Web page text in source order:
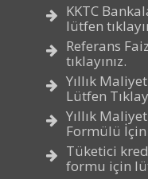
KKTC
lütfen
Referans
tıklayınız.
Yıllık
Lütfen
Yıllık
Formülü İçin
Tüketici
formu için